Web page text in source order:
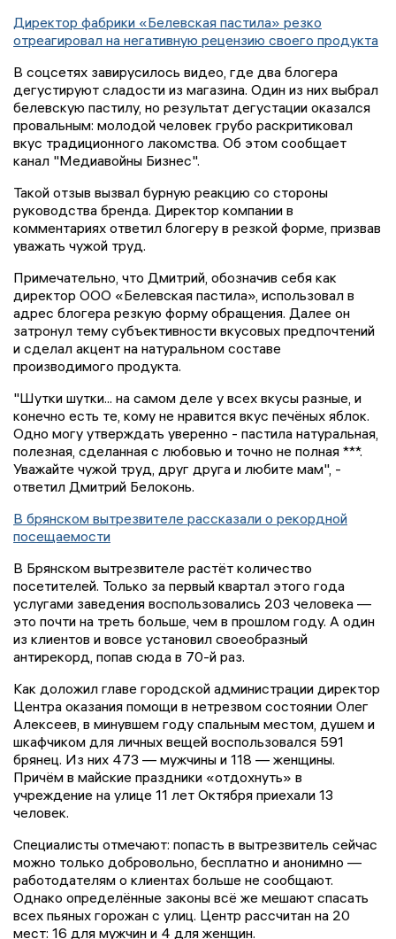
Директор фабрики «Белевская пастила» резко
отреагировал на негативную рецензию своего продукта
В соцсетях завирусилось видео, где два блогера
дегустируют сладости из магазина. Один из них выбрал
белевскую пастилу, но результат дегустации оказался
провальным: молодой человек грубо раскритиковал
вкус традиционного лакомства. Об этом сообщает
канал "Медиавойны Бизнес".
Такой отзыв вызвал бурную реакцию со стороны
руководства бренда. Директор компании в
комментариях ответил блогеру в резкой форме, призвав
уважать чужой труд.
Примечательно, что Дмитрий, обозначив себя как
директор ООО «Белевская пастила», использовал в
адрес блогера резкую форму обращения. Далее он
затронул тему субъективности вкусовых предпочтений
и сделал акцент на натуральном составе
производимого продукта.
"Шутки шутки... на самом деле у всех вкусы разные, и
конечно есть те, кому не нравится вкус печёных яблок.
Одно могу утверждать уверенно - пастила натуральная,
полезная, сделанная с любовью и точно не полная ***.
Уважайте чужой труд, друг друга и любите мам", -
ответил Дмитрий Белоконь.
В брянском вытрезвителе рассказали о рекордной
посещаемости
В Брянском вытрезвителе растёт количество
посетителей. Только за первый квартал этого года
услугами заведения воспользовались 203 человека —
это почти на треть больше, чем в прошлом году. А один
из клиентов и вовсе установил своеобразный
антирекорд, попав сюда в 70-й раз.
Как доложил главе городской администрации директор
Центра оказания помощи в нетрезвом состоянии Олег
Алексеев, в минувшем году спальным местом, душем и
шкафчиком для личных вещей воспользовался 591
брянец. Из них 473 — мужчины и 118 — женщины.
Причём в майские праздники «отдохнуть» в
учреждение на улице 11 лет Октября приехали 13
человек.
Специалисты отмечают: попасть в вытрезвитель сейчас
можно только добровольно, бесплатно и анонимно —
работодателям о клиентах больше не сообщают.
Однако определённые законы всё же мешают спасать
всех пьяных горожан с улиц. Центр рассчитан на 20
мест: 16 для мужчин и 4 для женщин.